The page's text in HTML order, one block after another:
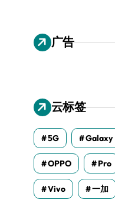
广告
云标签
5G Galaxy
OPPO Pro
Vivo 一加